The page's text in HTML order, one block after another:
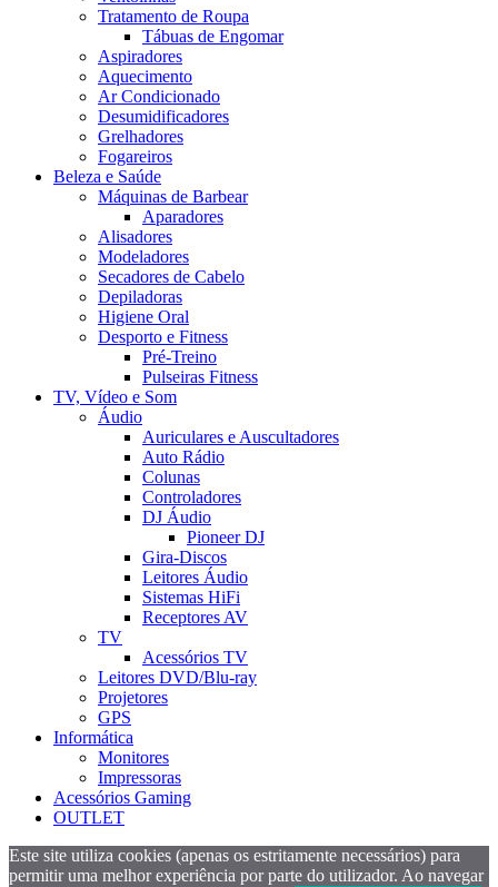
Tratamento de Roupa
Tábuas de Engomar
Aspiradores
Aquecimento
Ar Condicionado
Desumidificadores
Grelhadores
Fogareiros
Beleza e Saúde
Máquinas de Barbear
Aparadores
Alisadores
Modeladores
Secadores de Cabelo
Depiladoras
Higiene Oral
Desporto e Fitness
Pré-Treino
Pulseiras Fitness
TV, Vídeo e Som
Áudio
Auriculares e Auscultadores
Auto Rádio
Colunas
Controladores
DJ Áudio
Pioneer DJ
Gira-Discos
Leitores Áudio
Sistemas HiFi
Receptores AV
TV
Acessórios TV
Leitores DVD/Blu-ray
Projetores
GPS
Informática
Monitores
Impressoras
Acessórios Gaming
OUTLET
Este site utiliza cookies (apenas os estritamente necessários) para
permitir uma melhor experiência por parte do utilizador. Ao navegar